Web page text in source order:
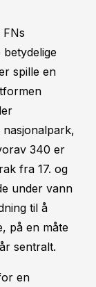
FNs
spille en
340 er
fra 17. og
under vann
til å
på en måte
sentralt.
en